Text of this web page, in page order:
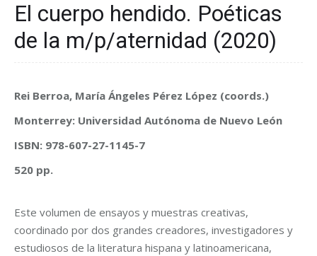
El cuerpo hendido. Poéticas
de la m/p/aternidad (2020)
Rei Berroa, María Ángeles Pérez López (coords.)
Monterrey: Universidad Autónoma de Nuevo León
ISBN: 978-607-27-1145-7
520 pp.
Este volumen de ensayos y muestras creativas,
coordinado por dos grandes creadores, investigadores y
estudiosos de la literatura hispana y latinoamericana,